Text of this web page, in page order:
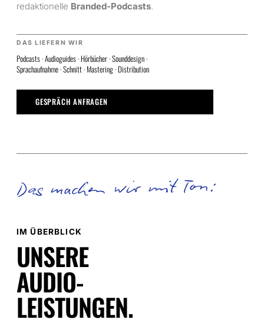
redaktionelle Branded-Podcasts.
DAS LIEFERN WIR
Podcasts · Audioguides · Hörbücher · Sounddesign ·
Sprachaufnahme · Schnitt · Mastering · Distribution
GESPRÄCH ANFRAGEN
Das machen wir mit Ton:
IM ÜBERBLICK
UNSERE
AUDIO-
LEISTUNGEN.